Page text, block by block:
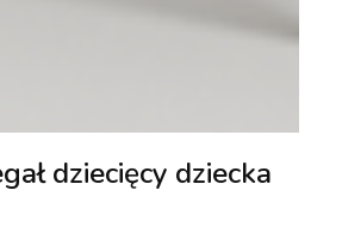
dziecięcy dziecka